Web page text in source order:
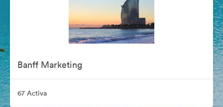
Banff Marketing
67 Activa